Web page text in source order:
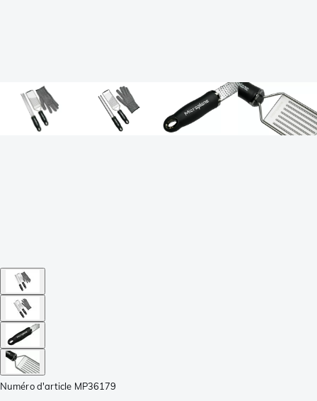
Numéro d'article MP36179